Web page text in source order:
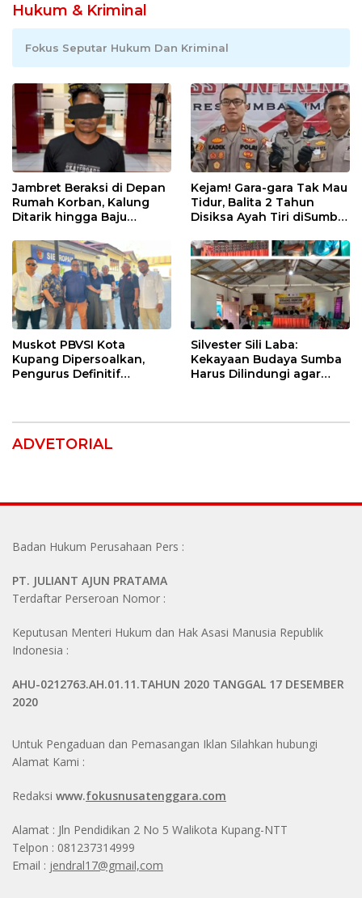
Hukum & Kriminal
Fokus Seputar Hukum Dan Kriminal
Jambret Beraksi di Depan
Rumah Korban, Kalung
Ditarik hingga Baju
Jejak Terduga Pelaku
Kejam! Gara-gara Tak Mau
Tidur, Balita 2 Tahun
Disiksa Ayah Tiri diSumba
Mata Dioles Balsem
hingga Direndam Air Es
Muskot PBVSI Kota
Kupang Dipersoalkan,
Pengurus Definitif
Silvester Sili Laba:
Kekayaan Budaya Sumba
Harus Dilindungi agar
ADVETORIAL
Badan Hukum Perusahaan Pers :
PT. JULIANT AJUN PRATAMA
Terdaftar Perseroan Nomor :
Keputusan Menteri Hukum dan Hak Asasi Manusia Republik
Indonesia :
AHU-0212763.AH.01.11.TAHUN 2020 TANGGAL 17 DESEMBER
2020
Untuk Pengaduan dan Pemasangan Iklan Silahkan hubungi
Alamat Kami :
Redaksi www.fokusnusatenggara.com
Alamat : Jln Pendidikan 2 No 5 Walikota Kupang-NTT
Telpon : 081237314999
Email : jendral17@gmail,com